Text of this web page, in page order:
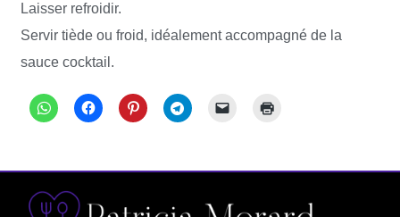
Laisser refroidir.
Servir tiède ou froid, idéalement accompagné de la
sauce cocktail.